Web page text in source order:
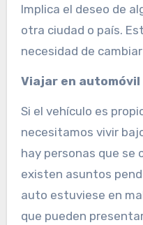
Implica el deseo de
otra ciudad o país.
necesidad de
Viajar en automóvil
Si el vehículo es
necesitamos vivir
hay personas que se
existen asuntos
auto estuviese en
que pueden